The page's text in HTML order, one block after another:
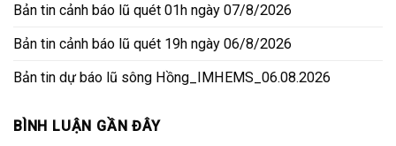
Bản tin cảnh báo lũ quét 01h ngày 07/8/2026
Bản tin cảnh báo lũ quét 19h ngày 06/8/2026
Bản tin dự báo lũ sông Hồng_IMHEMS_06.08.2026
BÌNH LUẬN GẦN ĐÂY